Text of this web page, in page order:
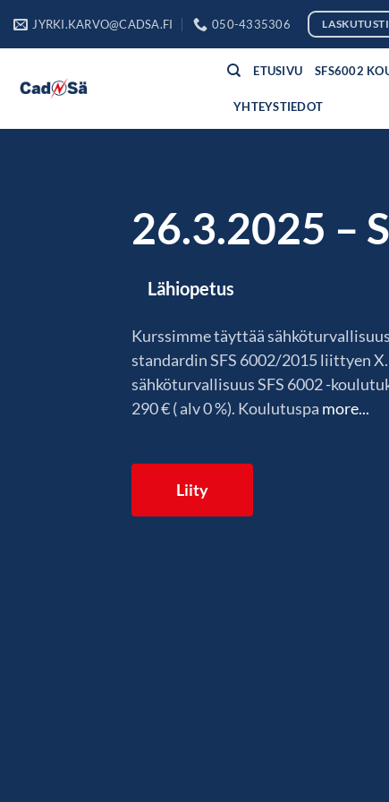
JYRKI.KARVO@CADSA.FI 050-4335306
ETUSIVU SFS6002
YHTEYSTIEDOT
26.3.2025 –
Lähiopetus
Kurssimme täyttää
standardin SFS 6002/2015 liittyen
sähköturvallisuus SFS 6002 -
290 € ( alv 0 %). Koulutuspa more...
Liity